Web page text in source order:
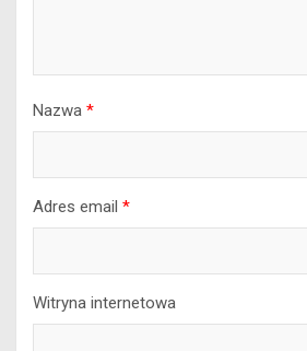
Nazwa *
Adres email *
Witryna internetowa